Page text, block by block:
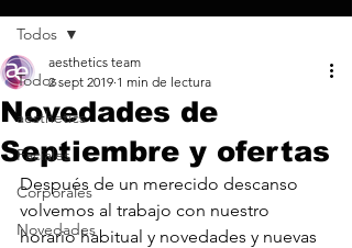
Todos
aesthetics
Faciales
Corporales
Novedades
Todos
Novedades de
Septiembre y ofertas
aesthetics team
2 sept 2019 1 min de lectura
Después de un merecido descanso
volvemos al trabajo con nuestro
horario habitual y novedades y nuevas